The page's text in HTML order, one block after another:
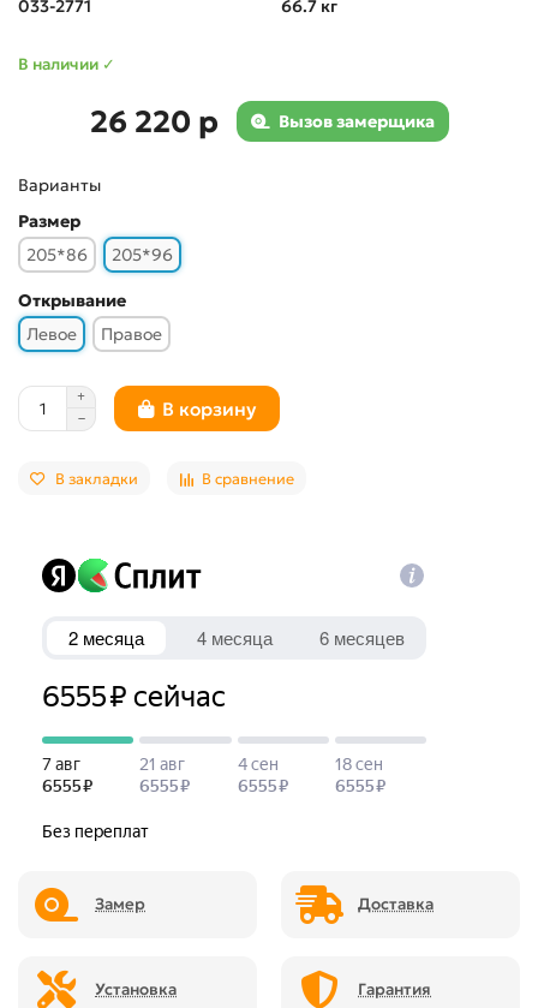
033-2771 66.7 кг
В наличии ✓
26 220 р Вызов замерщика
Варианты
Размер
205*86
205*96
Открывание
Левое
Правое
В корзину
В закладки В сравнение
Замер Доставка
Установка Гарантия